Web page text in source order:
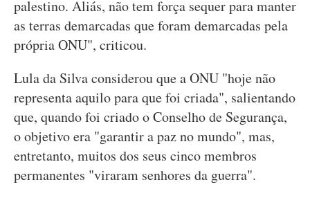
palestino. Aliás, não tem força sequer para manter
as terras demarcadas que foram demarcadas pela
própria ONU", criticou.
Lula da Silva considerou que a ONU "hoje não
representa aquilo para que foi criada", salientando
que, quando foi criado o Conselho de Segurança,
o objetivo era "garantir a paz no mundo", mas,
entretanto, muitos dos seus cinco membros
permanentes "viraram senhores da guerra".